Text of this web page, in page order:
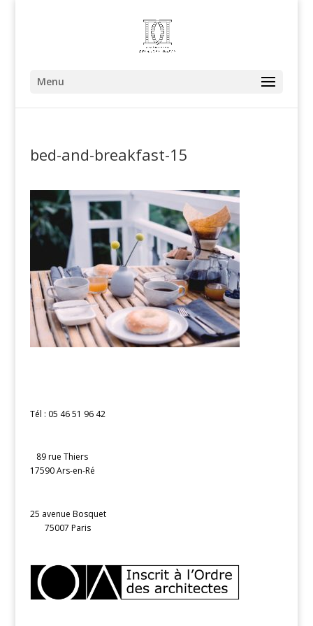
Menu
bed-and-breakfast-15
Tél : 05 46 51 96 42
89 rue Thiers
17590 Ars-en-Ré
25 avenue Bosquet
75007 Paris